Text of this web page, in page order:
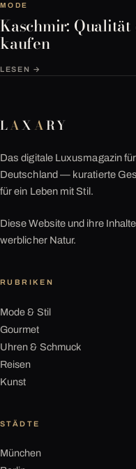
MODE
Kaschmir:
kaufen
LESEN →
LAXARY
Das digitale Luxusmagazin für
Deutschland — kuratierte
für ein Leben mit Stil.
Diese Website und ihre
werblicher Natur.
RUBRIKEN
Mode & Stil
Gourmet
Uhren & Schmuck
Reisen
Kunst
STÄDTE
München